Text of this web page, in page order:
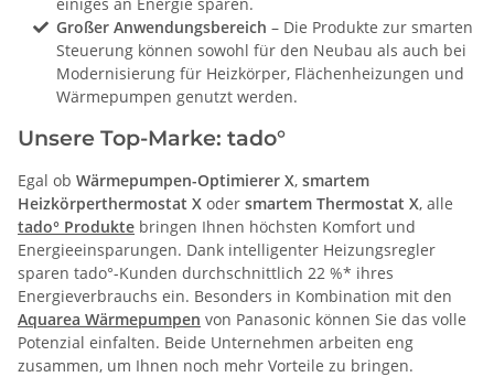
Großer Anwendungsbereich – Die Produkte zur smarten
Steuerung können sowohl für den Neubau als auch bei
Modernisierung für Heizkörper, Flächenheizungen und
Wärmepumpen genutzt werden.
Unsere Top-Marke: tado°
Egal ob Wärmepumpen-Optimierer X, smartem
Heizkörperthermostat X oder smartem Thermostat X, alle
tado° Produkte bringen Ihnen höchsten Komfort und
Energieeinsparungen. Dank intelligenter Heizungsregler
sparen tado°-Kunden durchschnittlich 22 %* ihres
Energieverbrauchs ein. Besonders in Kombination mit den
Aquarea Wärmepumpen von Panasonic können Sie das volle
Potenzial einfalten. Beide Unternehmen arbeiten eng
zusammen, um Ihnen noch mehr Vorteile zu bringen.